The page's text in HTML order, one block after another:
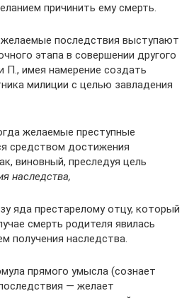
причинить ему смерть.
последствия выступают
этапа в совершении другого
П., имея намерение создать
милиции с целью завладения
желаемые преступные
средством достижения
виновный, преследуя цель
наследства,
яда престарелому отцу, который
смерть родителя явилась
получения наследства.
прямого умысла (сознает
— желает